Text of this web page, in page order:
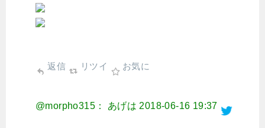
返信 リツイ お気に
@morpho315： あげは 2018-06-16 19:37